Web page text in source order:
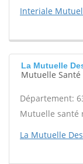
Interiale
La Mutuelle
Mutuelle Santé
Département:
Mutuelle santé
La Mutuelle